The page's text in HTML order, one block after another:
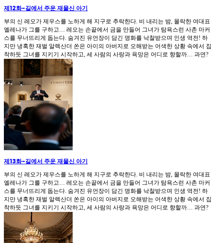
제12화-길에서 주운 재물신 아기
부의 신 레오가 제우스를 노하게 해 지구로 추락한다. 비 내리는 밤, 몰락한 여대표
엘레나가 그를 구하고… 레오는 손끝에서 금을 만들어 그녀가 탐욕스런 사촌 마커
스를 무너뜨리게 돕는다. 숨겨진 유언장이 담긴 명화를 낙찰받으며 인생 역전! 하
지만 냉혹한 재벌 알렉산더 쏜은 아이의 아버지로 오해받는 어색한 상황 속에서 집
착하듯 그녀를 지키기 시작하고, 세 사람의 사랑과 욕망은 어디로 향할까… 과연?
제13화-길에서 주운 재물신 아기
부의 신 레오가 제우스를 노하게 해 지구로 추락한다. 비 내리는 밤, 몰락한 여대표
엘레나가 그를 구하고… 레오는 손끝에서 금을 만들어 그녀가 탐욕스런 사촌 마커
스를 무너뜨리게 돕는다. 숨겨진 유언장이 담긴 명화를 낙찰받으며 인생 역전! 하
지만 냉혹한 재벌 알렉산더 쏜은 아이의 아버지로 오해받는 어색한 상황 속에서 집
착하듯 그녀를 지키기 시작하고, 세 사람의 사랑과 욕망은 어디로 향할까… 과연?